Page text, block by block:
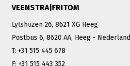
VEENSTRA|FRITOM
Lytshuzen 26, 8621 XG Heeg
Postbus 6, 8620 AA, Heeg - Nederland
T: +31 515 445 678
F: +31 515 443 352